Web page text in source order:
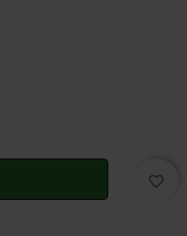
favorite_border